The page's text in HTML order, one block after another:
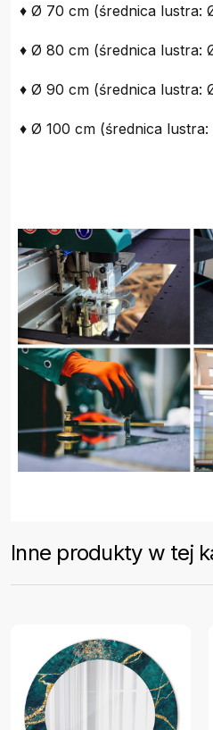
♦ Ø 70 cm (średnica lustra:
♦ Ø 80 cm (średnica lustra:
♦ Ø 90 cm (średnica lustra:
♦ Ø 100 cm (średnica
Inne produkty w tej